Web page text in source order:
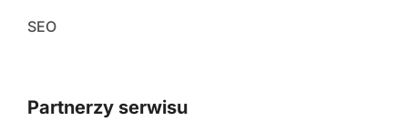
SEO
Partnerzy serwisu